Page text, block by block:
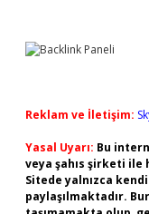
Reklam ve İletişim:
Yasal Uyarı: Bu
veya şahıs şirketi ile
Sitede yalnızca
paylaşılmaktadır.